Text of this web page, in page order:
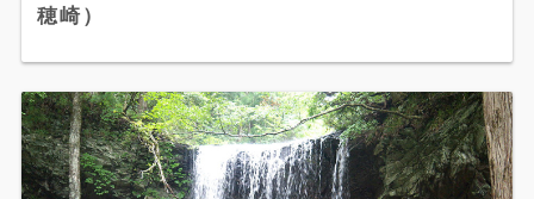
穂崎）